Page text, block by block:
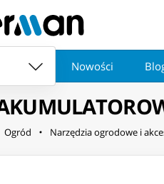
Nowości
Ogród Narzędzia ogrodowe i